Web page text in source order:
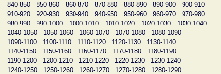
840-850
850-860 860-870 870-880 880-890 890-900
900-910
910-920
920-930 930-940 940-950 950-960 960-970
970-980
980-990
990-1000 1000-1010 1010-1020 1020-1030
1030-1040
1040-1050
1050-1060 1060-1070 1070-1080
1080-1090
1090-1100
1100-1110 1110-1120 1120-1130
1130-1140
1140-1150
1150-1160 1160-1170 1170-1180
1180-1190
1190-1200
1200-1210 1210-1220 1220-1230
1230-1240
1240-1250
1250-1260 1260-1270 1270-1280
1280-1290